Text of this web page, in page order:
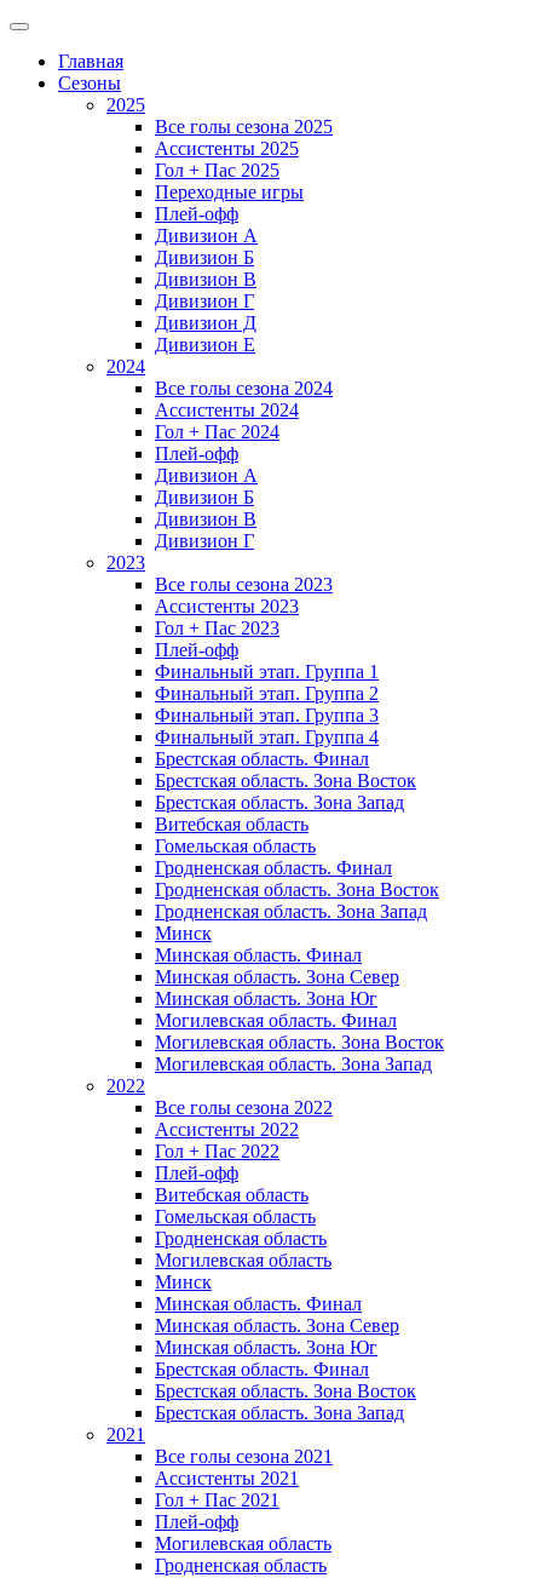
Главная
Сезоны
2025
Все голы сезона 2025
Ассистенты 2025
Гол + Пас 2025
Переходные игры
Плей-офф
Дивизион A
Дивизион Б
Дивизион В
Дивизион Г
Дивизион Д
Дивизион Е
2024
Все голы сезона 2024
Ассистенты 2024
Гол + Пас 2024
Плей-офф
Дивизион A
Дивизион Б
Дивизион В
Дивизион Г
2023
Все голы сезона 2023
Ассистенты 2023
Гол + Пас 2023
Плей-офф
Финальный этап. Группа 1
Финальный этап. Группа 2
Финальный этап. Группа 3
Финальный этап. Группа 4
Брестская область. Финал
Брестская область. Зона Восток
Брестская область. Зона Запад
Витебская область
Гомельская область
Гродненская область. Финал
Гродненская область. Зона Восток
Гродненская область. Зона Запад
Минск
Минская область. Финал
Минская область. Зона Север
Минская область. Зона Юг
Могилевская область. Финал
Могилевская область. Зона Восток
Могилевская область. Зона Запад
2022
Все голы сезона 2022
Ассистенты 2022
Гол + Пас 2022
Плей-офф
Витебская область
Гомельская область
Гродненская область
Могилевская область
Минск
Mинская область. Финал
Минская область. Зона Север
Минская область. Зона Юг
Брестская область. Финал
Брестская область. Зона Восток
Брестская область. Зона Запад
2021
Все голы сезона 2021
Ассистенты 2021
Гол + Пас 2021
Плей-офф
Могилевская область
Гродненская область